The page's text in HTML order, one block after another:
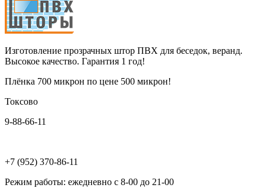
Изготовление прозрачных штор ПВХ для беседок, веранд.
Высокое качество. Гарантия 1 год!
Плёнка 700 микрон по цене 500 микрон!
Токсово
9-88-66-11
+7 (952) 370-86-11
Режим работы: ежедневно с 8-00 до 21-00